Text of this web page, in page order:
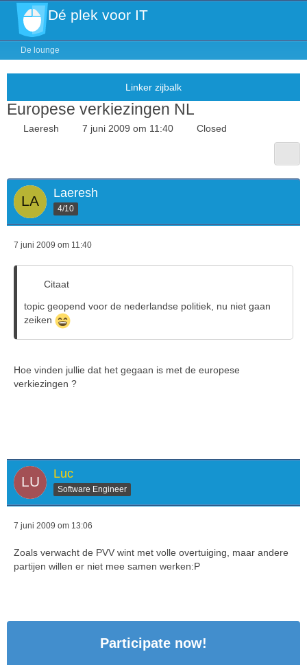
Dé plek voor IT
De lounge
Europese verkiezingen NL
Laeresh 7 juni 2009 om 11:40 Closed
Laeresh
4/10
7 juni 2009 om 11:40
Citaat
topic geopend voor de nederlandse politiek, nu niet gaan
zeiken
Hoe vinden jullie dat het gegaan is met de europese
verkiezingen ?
Luc
Software Engineer
7 juni 2009 om 13:06
Zoals verwacht de PVV wint met volle overtuiging, maar andere
partijen willen er niet mee samen werken:P
Participate now!